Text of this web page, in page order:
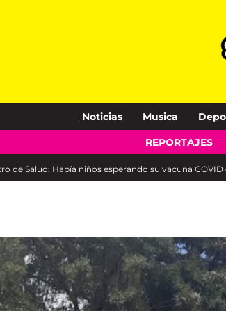
Noticias Musica
REPORTAJES
de Salud: Había niños esperando su vacuna COVID